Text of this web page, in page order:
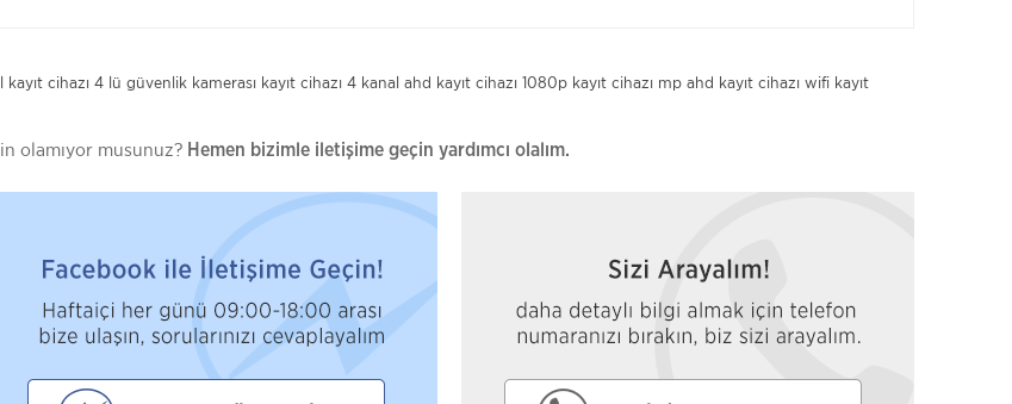
kayıt cihazı 4 lü güvenlik kamerası kayıt cihazı 4 kanal ahd kayıt cihazı 1080p kayıt cihazı mp ahd kayıt cihazı wifi kayıt
olamıyor musunuz? Hemen bizimle iletişime geçin yardımcı olalım.